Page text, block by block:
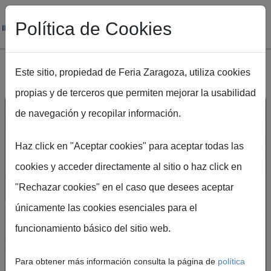
Pasar al contenido principal
UN ESPACIO DE
ENCUENTRO PARA LA
Política de Cookies
Este sitio, propiedad de Feria Zaragoza, utiliza cookies
propias y de terceros que permiten mejorar la usabilidad
de navegación y recopilar información.
Haz click en "Aceptar cookies" para aceptar todas las
cookies y acceder directamente al sitio o haz click en
"Rechazar cookies" en el caso que desees aceptar
únicamente las cookies esenciales para el
funcionamiento básico del sitio web.
Para obtener más información consulta la página de política